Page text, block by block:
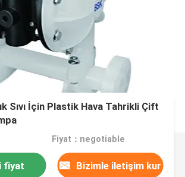
Sıvı İçin Plastik Hava Tahrikli Çift
Fiyat：negotiable
fiyat Bizimle iletişim kur